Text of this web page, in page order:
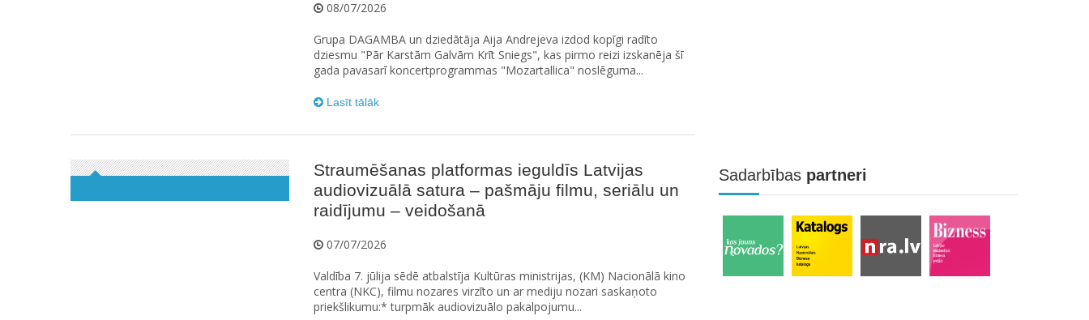
08/07/2026
Grupa DAGAMBA un dziedātāja Aija Andrejeva izdod kopīgi radīto
dziesmu "Pār Karstām Galvām Krīt Sniegs", kas pirmo reizi izskanēja šī
gada pavasarī koncertprogrammas "Mozartallica" noslēguma...
Lasīt tālāk
Straumēšanas platformas ieguldīs Latvijas
audiovizuālā satura – pašmāju filmu, seriālu un
raidījumu – veidošanā
07/07/2026
Valdība 7. jūlija sēdē atbalstīja Kultūras ministrijas, (KM) Nacionālā kino
centra (NKC), filmu nozares virzīto un ar mediju nozari saskaņoto
priekšlikumu:* turpmāk audiovizuālo pakalpojumu...
Sadarbības partneri